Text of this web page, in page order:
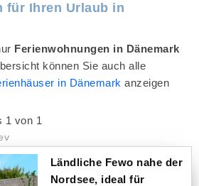
für Ihren Urlaub in
Ferienwohnungen in Dänemark
können Sie auch alle
in Dänemark anzeigen
1 von 1
Ländliche Fewo nahe der
Nordsee, ideal für